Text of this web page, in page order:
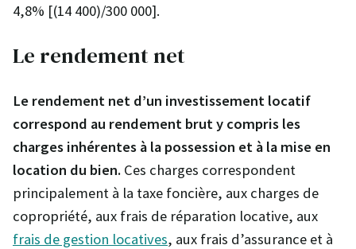
4,8% [(14 400)/300 000].
Le rendement net
Le rendement net d’un investissement locatif
correspond au rendement brut y compris les
charges inhérentes à la possession et à la mise en
location du bien. Ces charges correspondent
principalement à la taxe foncière, aux charges de
copropriété, aux frais de réparation locative, aux
frais de gestion locatives, aux frais d’assurance et à